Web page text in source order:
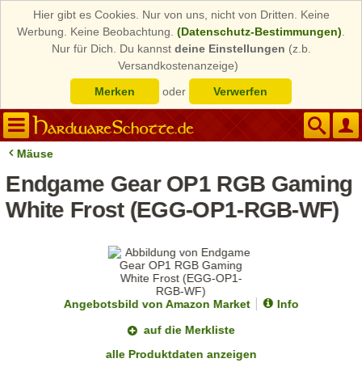
Hier gibt es Cookies. Nur von uns, nicht von Dritten. Keine
Werbung. Keine Beobachtung. (Datenschutz-Bestimmungen)
Nur für Dich. Du kannst deine Einstellungen (z.b.
Versandkostenanzeige)
Merken
oder Verwerfen
Mäuse
Endgame Gear OP1 RGB Gaming
White Frost (EGG-OP1-RGB-WF)
Angebotsbild von Amazon Market
Info
auf die Merkliste
alle Produktdaten anzeigen